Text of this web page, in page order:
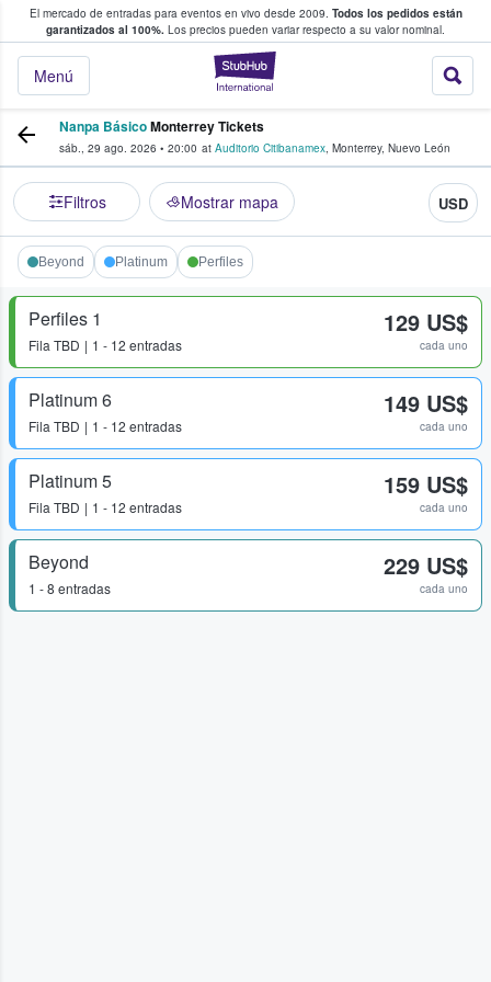
El mercado de entradas para eventos en vivo desde 2009. Todos los pedidos están
garantizados al 100%. Los precios pueden variar respecto a su valor nominal.
StubHub:
Menú
y venta de entradas entre fans
Nanpa BásicoMonterrey Tickets
sáb., 29 ago. 2026 • 20:00 at Auditorio Citibanamex, Monterrey, Nuevo León
Filtros Mostrar mapa USD
Beyond Platinum Perfiles
Perfiles 1
Fila TBD 1 - 12 entradas
129 US$
cada uno
Platinum 6
Fila TBD 1 - 12 entradas
149 US$
cada uno
Platinum 5
Fila TBD 1 - 12 entradas
159 US$
cada uno
Beyond
1 - 8 entradas
229 US$
cada uno